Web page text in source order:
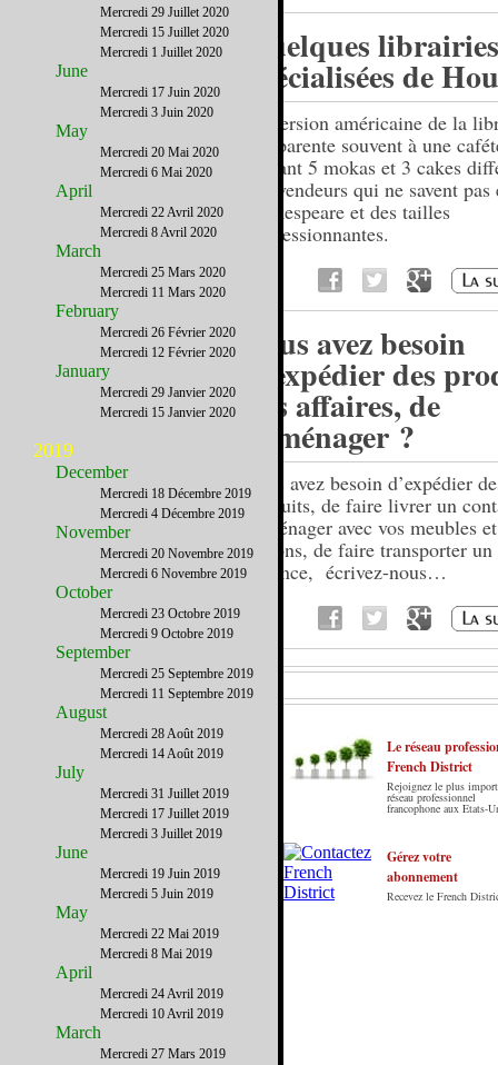
Quelques librairies
spécialisées de
La version américaine de la
s’apparente souvent à une
servant 5 mokas et 3 cakes
des vendeurs qui ne savent
Shakespeare et des tailles
impressionnantes.
Vous avez besoin
d’expédier des
des affaires, de
déménager ?
Vous avez besoin d’expédier
produits, de faire livrer un
déménager avec vos meubles
cartons, de faire transporter
urgence, écrivez-nous…
Le French District est le premier guide sur
internet en Français sur les Etats-Unis. Notre
principe : Le meilleur des Etats-Unis par ceux qui
Le réseau
French District
Rejoignez le plus
réseau professionnel
francophone aux Etats-
Gérez votre
abonnement
Recevez le French
Mercredi 29 Juillet 2020
Mercredi 15 Juillet 2020
Mercredi 1 Juillet 2020
June
Mercredi 17 Juin 2020
Mercredi 3 Juin 2020
May
Mercredi 20 Mai 2020
Mercredi 6 Mai 2020
April
Mercredi 22 Avril 2020
Mercredi 8 Avril 2020
March
Mercredi 25 Mars 2020
Mercredi 11 Mars 2020
February
Mercredi 26 Février 2020
Mercredi 12 Février 2020
January
Mercredi 29 Janvier 2020
Mercredi 15 Janvier 2020
2019
December
Mercredi 18 Décembre 2019
Mercredi 4 Décembre 2019
November
Mercredi 20 Novembre 2019
Mercredi 6 Novembre 2019
October
Mercredi 23 Octobre 2019
Mercredi 9 Octobre 2019
September
Mercredi 25 Septembre 2019
Mercredi 11 Septembre 2019
August
Mercredi 28 Août 2019
Mercredi 14 Août 2019
July
Mercredi 31 Juillet 2019
Mercredi 17 Juillet 2019
Mercredi 3 Juillet 2019
June
Mercredi 19 Juin 2019
Mercredi 5 Juin 2019
May
Mercredi 22 Mai 2019
Mercredi 8 Mai 2019
April
Mercredi 24 Avril 2019
Mercredi 10 Avril 2019
March
Mercredi 27 Mars 2019